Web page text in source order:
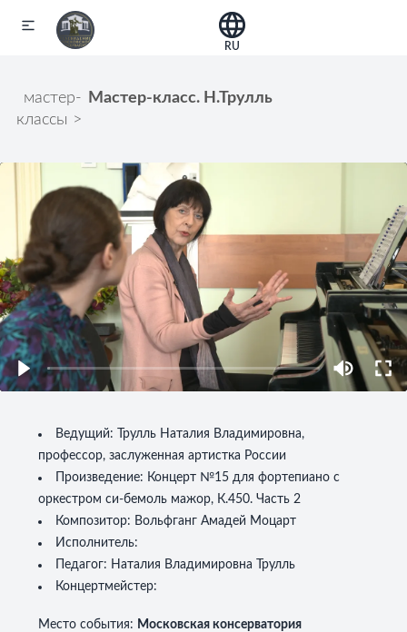
RU
мастер-
классы >
Мастер-класс. Н.Трулль
Ведущий:
Трулль Наталия Владимировна,
профессор, заслуженная артистка России
Произведение: Концерт №15 для фортепиано с
оркестром си-бемоль мажор, К.450. Часть 2
Композитор: Вольфганг Амадей Моцарт
Исполнитель:
Педагог: Наталия Владимировна Трулль
Концертмейстер:
Место события: Московская консерватория